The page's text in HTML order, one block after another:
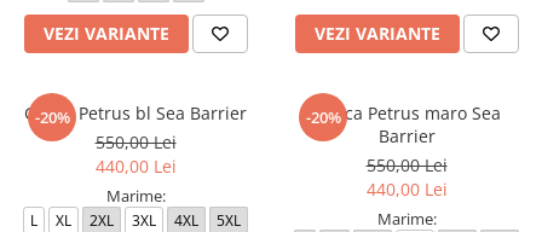
VEZI VARIANTE VEZI VARIANTE
-20%
Geaca Petrus bl Sea Barrier
550,00 Lei
440,00 Lei
Marime:
L XL 2XL 3XL 4XL
5XL
-20%
Geaca Petrus maro Sea
Barrier
550,00 Lei
440,00 Lei
Marime: